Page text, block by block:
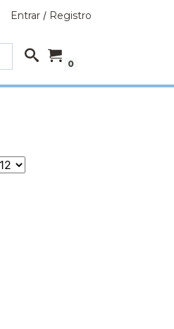
Entrar / Registro
0